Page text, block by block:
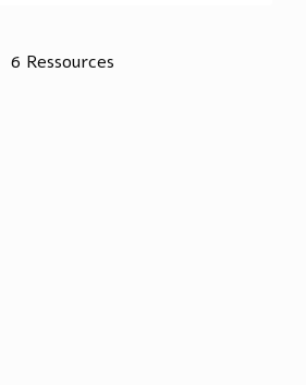
6 Ressources